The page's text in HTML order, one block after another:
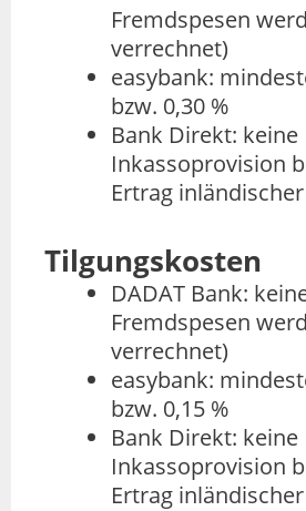
Fremdspesen
verrechnet)
easybank:
bzw. 0,30 %
Bank Direkt: keine
Inkassoprovision
Ertrag
Tilgungskosten
DADAT Bank:
Fremdspesen
verrechnet)
easybank:
bzw. 0,15 %
Bank Direkt: keine
Inkassoprovision
Ertrag